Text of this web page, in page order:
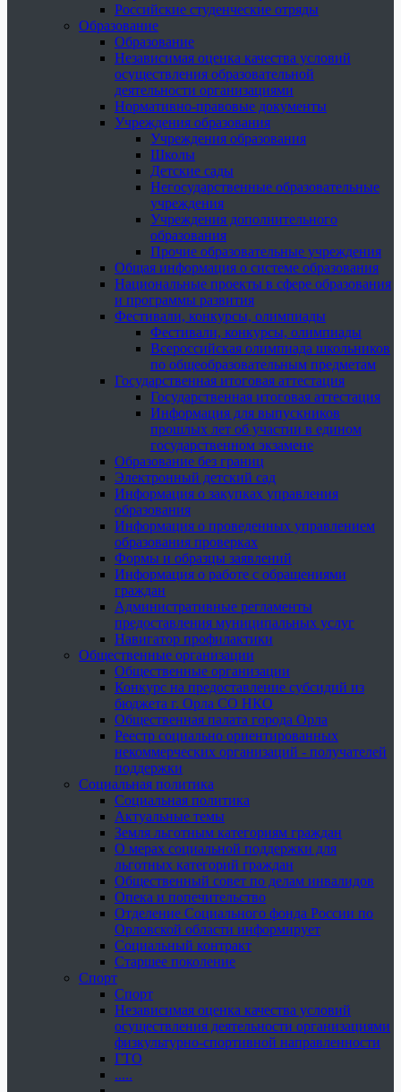
Российские студенческие отряды
Образование
Образование
Независимая оценка качества условий
осуществления образовательной
деятельности организациями
Нормативно-правовые документы
Учреждения образования
Учреждения образования
Школы
Детские сады
Негосударственные образовательные
учреждения
Учреждения дополнительного
образования
Прочие образовательные учреждения
Общая информация о системе образования
Национальные проекты в сфере образования
и программы развития
Фестивали, конкурсы, олимпиады
Фестивали, конкурсы, олимпиады
Всероссийская олимпиада школьников
по общеобразовательным предметам
Государственная итоговая аттестация
Государственная итоговая аттестация
Информация для выпускников
прошлых лет об участии в едином
государственном экзамене
Образование без границ
Электронный детский сад
Информация о закупках управления
образования
Информация о проведенных управлением
образования проверках
Формы и образцы заявлений
Информация о работе с обращениями
граждан
Административные регламенты
предоставления муниципальных услуг
Навигатор профилактики
Общественные организации
Общественные организации
Конкурс на предоставление субсидий из
бюджета г. Орла СО НКО
Общественная палата города Орла
Реестр социально ориентированных
некоммерческих организаций - получателей
поддержки
Социальная политика
Социальная политика
Актуальные темы
Земля льготным категориям граждан
О мерах социальной поддержки для
льготных категорий граждан
Общественный совет по делам инвалидов
Опека и попечительство
Отделение Социального фонда России по
Орловской области информирует
Социальный контракт
Старшее поколение
Спорт
Спорт
Независимая оценка качества условий
осуществления деятельности организациями
физкультурно-спортивной направленности
ГТО
.....